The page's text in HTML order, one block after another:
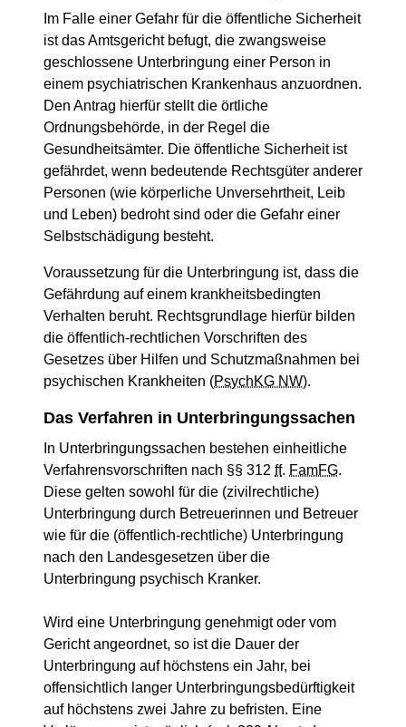
Im Falle einer Gefahr für die öffentliche Sicherheit
ist das Amtsgericht befugt, die zwangsweise
geschlossene Unterbringung einer Person in
einem psychiatrischen Krankenhaus anzuordnen.
Den Antrag hierfür stellt die örtliche
Ordnungsbehörde, in der Regel die
Gesundheitsämter. Die öffentliche Sicherheit ist
gefährdet, wenn bedeutende Rechtsgüter anderer
Personen (wie körperliche Unversehrtheit, Leib
und Leben) bedroht sind oder die Gefahr einer
Selbstschädigung besteht.
Voraussetzung für die Unterbringung ist, dass die
Gefährdung auf einem krankheitsbedingten
Verhalten beruht. Rechtsgrundlage hierfür bilden
die öffentlich-rechtlichen Vorschriften des
Gesetzes über Hilfen und Schutzmaßnahmen bei
psychischen Krankheiten (PsychKG NW).
Das Verfahren in Unterbringungssachen
In Unterbringungssachen bestehen einheitliche
Verfahrensvorschriften nach §§ 312 ff. FamFG.
Diese gelten sowohl für die (zivilrechtliche)
Unterbringung durch Betreuerinnen und Betreuer
wie für die (öffentlich-rechtliche) Unterbringung
nach den Landesgesetzen über die
Unterbringung psychisch Kranker.
Wird eine Unterbringung genehmigt oder vom
Gericht angeordnet, so ist die Dauer der
Unterbringung auf höchstens ein Jahr, bei
offensichtlich langer Unterbringungsbedürftigkeit
auf höchstens zwei Jahre zu befristen. Eine